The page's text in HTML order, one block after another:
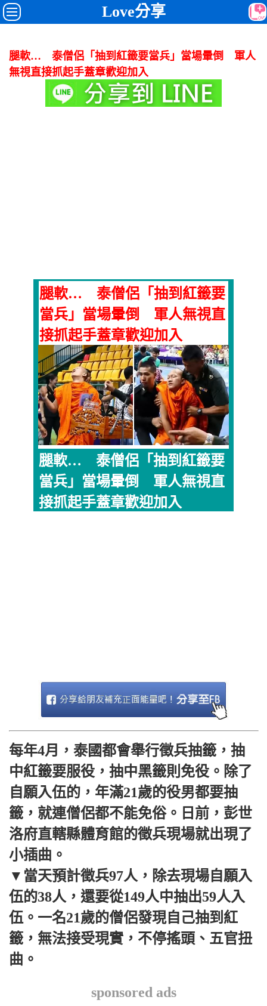
Love分享
腿軟… 泰僧侶「抽到紅籤要當兵」當場暈倒 軍人
無視直接抓起手蓋章歡迎加入
腿軟… 泰僧侶「抽到紅籤要
當兵」當場暈倒 軍人無視直
接抓起手蓋章歡迎加入
腿軟… 泰僧侶「抽到紅籤要
當兵」當場暈倒 軍人無視直
接抓起手蓋章歡迎加入
每年4月，泰國都會舉行徵兵抽籤，抽
中紅籤要服役，抽中黑籤則免役。除了
自願入伍的，年滿21歲的役男都要抽
籤，就連僧侶都不能免俗。日前，彭世
洛府直轄縣體育館的徵兵現場就出現了
小插曲。
▼當天預計徵兵97人，除去現場自願入
伍的38人，還要從149人中抽出59人入
伍。一名21歲的僧侶發現自己抽到紅
籤，無法接受現實，不停搖頭、五官扭
曲。
sponsored ads